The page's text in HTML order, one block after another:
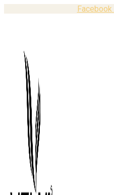
Facebook